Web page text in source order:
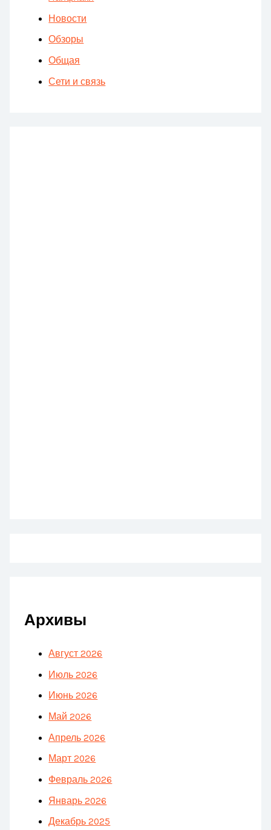
Новости
Обзоры
Общая
Сети и связь
Архивы
Август 2026
Июль 2026
Июнь 2026
Май 2026
Апрель 2026
Март 2026
Февраль 2026
Январь 2026
Декабрь 2025